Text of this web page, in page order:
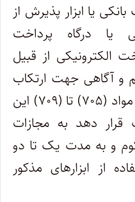
یا ابزار پذیرش از
یا درگاه پرداخت
الکترونیکی از قبیل
و آگاهی جهت ارتکاب
اعمال مجرمانه مذکور در مواد (۷۰۵) تا (۷۰۹) این
قرار دهد به مجازات
و به مدت یک تا دو
از ابزارهای مذکور